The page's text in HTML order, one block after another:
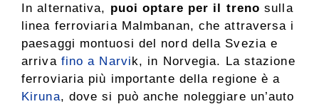
In alternativa, puoi optare per il treno sulla
linea ferroviaria Malmbanan, che attraversa i
paesaggi montuosi del nord della Svezia e
arriva fino a Narvik, in Norvegia. La stazione
ferroviaria più importante della regione è a
Kiruna, dove si può anche noleggiare un’auto